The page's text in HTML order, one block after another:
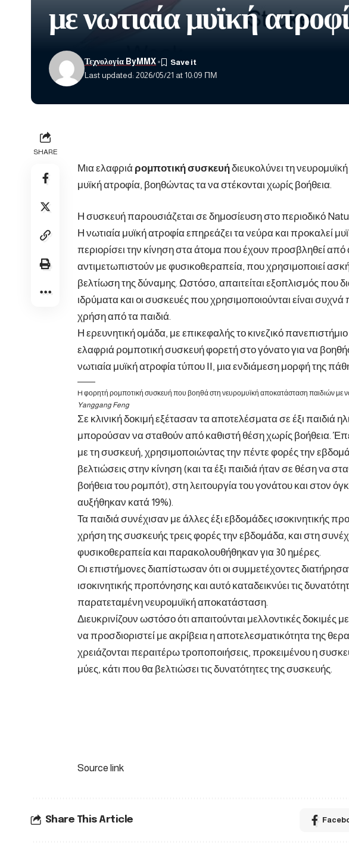
με νωτιαία μυϊκή
Last updated: 2026/05/21 at 10:09 ΠΜ
Τεχνολογία ByMMX
SHARE
Μια ελαφριά ρομποτική συσκευήδιευκολύνει τη
μυϊκή ατροφία, βοηθώντας τα να στέκονται χωρίς βοήθεια.
Η συσκευή παρουσιάζεται σε δημοσίευση στο περιοδικό
Η νωτιαία μυϊκή ατροφία επηρεάζει τα νεύρα και προκαλεί
περιορίσει την κίνηση στα άτομα που έχουν προσβληθεί
αντιμετωπιστούν με φυσικοθεραπεία, που χρησιμοποιεί
βελτίωση της δύναμης. Ωστόσο, απαιτείται εξοπλισμός που
ιδρύματα και οι συσκευές που χρησιμοποιούνται είναι
χρήση από τα παιδιά.
Η ερευνητική ομάδα, με επικεφαλής το κινεζικό
ελαφριά ρομποτική συσκευή φορετή στο γόνατο για να
νωτιαία μυϊκή ατροφία τύπου ΙΙ, μια ενδιάμεση μορφή της
H φορητή ρομποτική συσκευή που βοηθά στη νευρομυϊκή αποκατάσταση παιδιών με
Yanggang Feng
Σε κλινικήδοκιμήεξέτασαν τα αποτελέσματα σε έξι παιδιά
μπορούσαν να σταθούν από καθιστή θέση χωρίς βοήθεια.
με τη συσκευή, χρησιμοποιώντας την πέντε φορές την
βελτιώσεις στην κίνηση (και τα έξι παιδιά ήταν σε θέση να
βοήθεια του ρομπότ), στη λειτουργία του γονάτου και στον
αυξήθηκαν κατά 19%).
Τα παιδιά συνέχισαν με άλλες έξι εβδομάδες ισοκινητικής
χρήση της συσκευής τρεις φορές την εβδομάδα, και στη
φυσικοθεραπεία και παρακολουθήθηκαν για 30 ημέρες.
Οι επιστήμονες διαπίστωσαν ότι οι συμμετέχοντες
ισοκινητικής προπόνησης και αυτό καταδεικνύει τις
παρατεταμένη νευρομυϊκή αποκατάσταση.
Διευκρινίζουν ωστόσο ότι απαιτούνται μελλοντικές
να προσδιοριστεί με ακρίβεια η αποτελεσματικότητα της
χρειάζονται περαιτέρω τροποποιήσεις, προκειμένου η
μύες, κάτι που θα βελτιώσει τις δυνατότητες της συσκευής.
Source link
Share This Article